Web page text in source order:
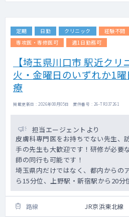
定期 日勤 クリニック 経験不問
専攻医・専修医可
週1日勤務可
【埼玉県川口市 駅近クリ
火・金曜日のいずれか1
療
掲載更新日 : 2026年08月05日 案件番号 : 26-TR337261
担当エージェントより
皮膚科専門医をお持ちでない先生、
手の先生も大歓迎です！研修が必要
師の同行も可能です！
埼玉県内だけではなく、都内からの
ら15分位、上野駅・新宿駅から20分
路線 JR京浜東北線